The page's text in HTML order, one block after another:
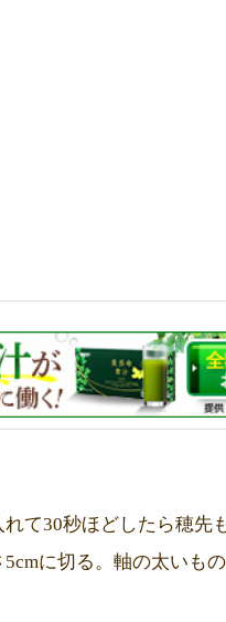
て30秒ほどしたら穂先
に切る。軸の太いも